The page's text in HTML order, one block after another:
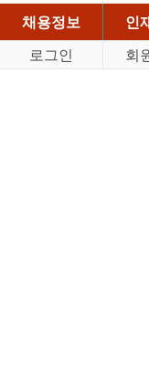
채용정보
인
로그인
회